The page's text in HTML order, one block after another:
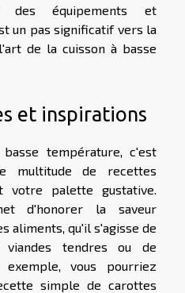
des équipements et
un pas significatif vers la
de la cuisson à basse
et inspirations
température, c'est
multitude de recettes
votre palette gustative.
d'honorer la saveur
aliments, qu'il s'agisse de
viandes tendres ou de
vous pourriez
simple de carottes